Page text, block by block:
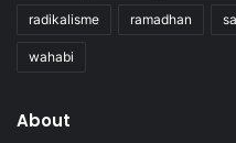
radikalisme ramadhan
wahabi
About